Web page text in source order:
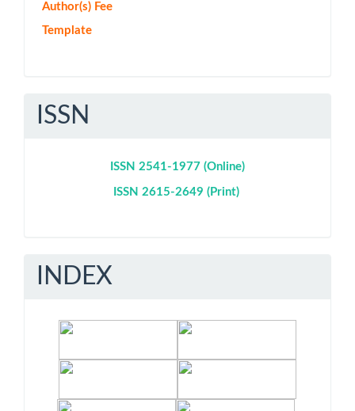
Author(s) Fee
Template
ISSN
ISSN 2541-1977 (Online)
ISSN 2615-2649 (Print)
INDEX